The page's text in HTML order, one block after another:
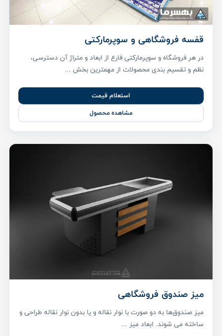
قفسه فروشگاهی و سوپرمارکتی
در هر فروشگاه و سوپرمارکتی فارع از ابعاد و متراژ آن دسترسی،
نظم و تقسیم بندی محصولات از مهمترین بخش ...
استعلام قیمت
مشاهده محصول
میز صندوق فروشگاهی
میز صندوق‌ها به دو صورت با نوار نقاله و یا بدون نوار نقاله طراحی و
ساخته می شوند. ابعاد میز ...